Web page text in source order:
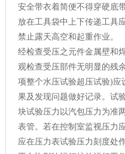
安全带衣着简便不得穿硬底
放在工具袋中上下传递工具
禁止露天高空和起重作业。
经检查受压之元件金属壁和
观检查受压部件无明显的残
项整个水压试验超压试验)
果及发现问题做好记录。试
块试验压力以汽包压力为准
表管。若在控制室监视压力
应在压力表试验压力刻度处